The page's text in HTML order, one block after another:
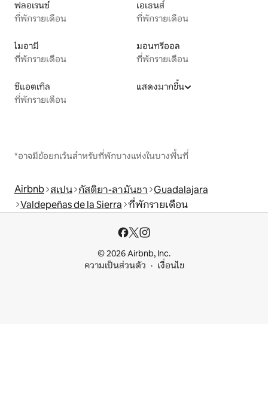
ฟลอเรนซ์
ที่พักรายเดือน
เอเธนส์
ที่พักรายเดือน
ไมอามี
ที่พักรายเดือน
มอนทรีออล
ที่พักรายเดือน
ซีแอตเทิล
ที่พักรายเดือน
แสดงมากขึ้น
*อาจมีข้อยกเว้นสำหรับที่พักบางแห่งในบางพื้นที่
Airbnb สเปน กัสติยา-ลามันชา Guadalajara
Valdepeñas de la Sierra ที่พักรายเดือน
© 2026 Airbnb, Inc.
ความเป็นส่วนตัว
เงื่อนไข